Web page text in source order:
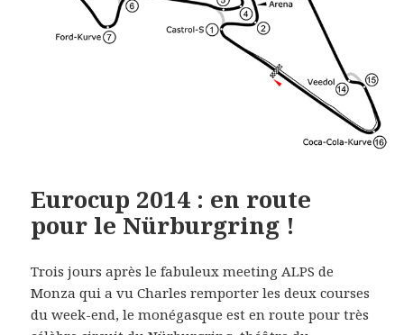
Eurocup 2014 : en route
pour le Nürburgring !
Trois jours après le fabuleux meeting ALPS de
Monza qui a vu Charles remporter les deux courses
du week-end, le monégasque est en route pour très